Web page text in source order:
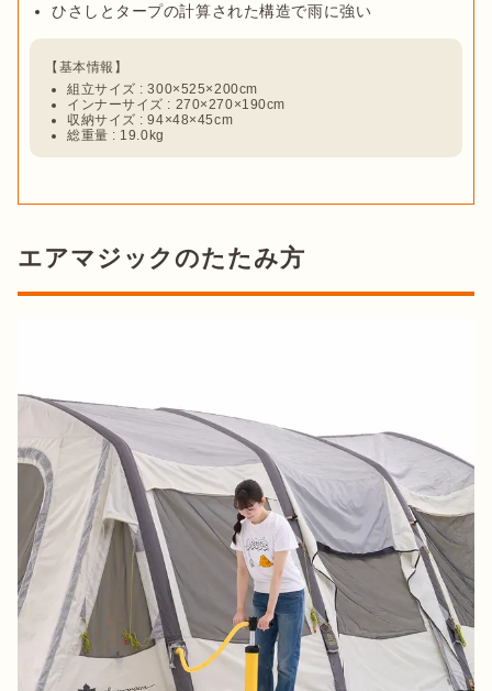
ひさしとタープの計算された構造で雨に強い
組立サイズ : 300×525×200cm
インナーサイズ : 270×270×190cm
収納サイズ : 94×48×45cm
総重量 : 19.0kg
エアマジックのたたみ方